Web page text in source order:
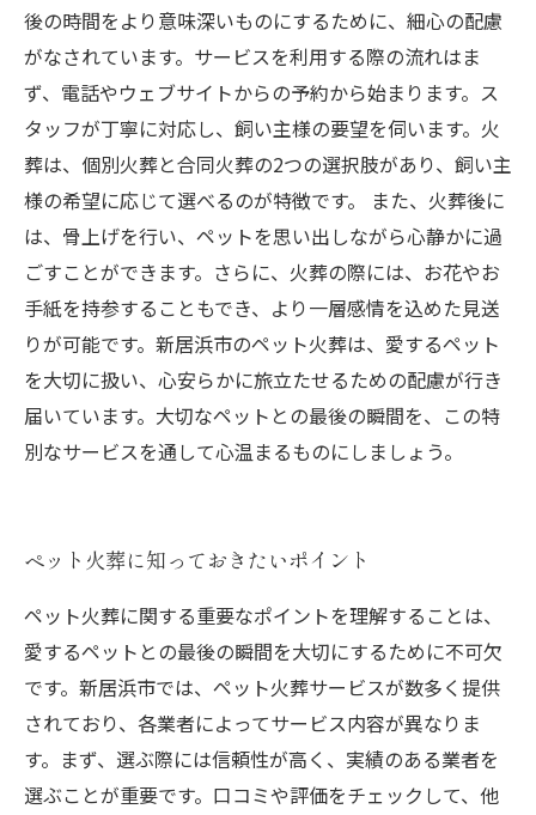
後の時間をより意味深いものにするために、細心の配慮
がなされています。サービスを利用する際の流れはま
ず、電話やウェブサイトからの予約から始まります。ス
タッフが丁寧に対応し、飼い主様の要望を伺います。火
葬は、個別火葬と合同火葬の2つの選択肢があり、飼い主
様の希望に応じて選べるのが特徴です。 また、火葬後に
は、骨上げを行い、ペットを思い出しながら心静かに過
ごすことができます。さらに、火葬の際には、お花やお
手紙を持参することもでき、より一層感情を込めた見送
りが可能です。新居浜市のペット火葬は、愛するペット
を大切に扱い、心安らかに旅立たせるための配慮が行き
届いています。大切なペットとの最後の瞬間を、この特
別なサービスを通して心温まるものにしましょう。
ペット火葬に知っておきたいポイント
ペット火葬に関する重要なポイントを理解することは、
愛するペットとの最後の瞬間を大切にするために不可欠
です。新居浜市では、ペット火葬サービスが数多く提供
されており、各業者によってサービス内容が異なりま
す。まず、選ぶ際には信頼性が高く、実績のある業者を
選ぶことが重要です。口コミや評価をチェックして、他